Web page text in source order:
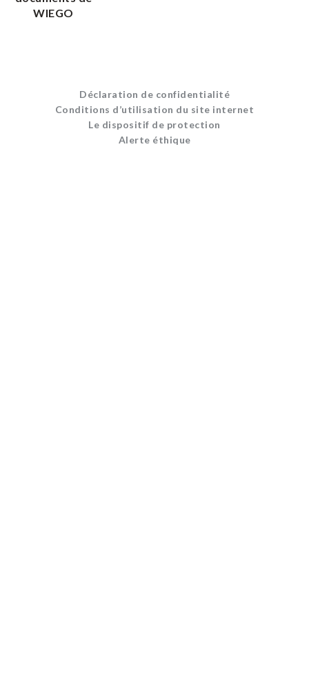
WIEGO
Déclaration de confidentialité
Conditions d’utilisation du site internet
Le dispositif de protection
Alerte éthique